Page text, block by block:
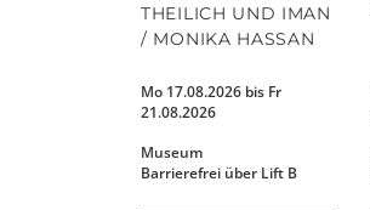
THEILICH UND IMAN
/ MONIKA HASSAN
Mo 17.08.2026 bis Fr
21.08.2026
Museum
Barrierefrei über Lift B